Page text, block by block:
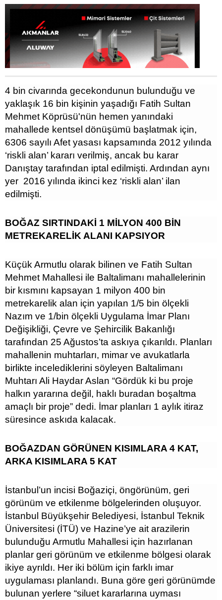
4 bin civarında gecekondunun bulunduğu ve
yaklaşık 16 bin kişinin yaşadığı Fatih Sultan
Mehmet Köprüsü'nün hemen yanındaki
mahallede kentsel dönüşümü başlatmak için,
6306 sayılı Afet yasası kapsamında 2012 yılında
‘riskli alan’ kararı verilmiş, ancak bu karar
Danıştay tarafından iptal edilmişti. Ardından aynı
yer 2016 yılında ikinci kez ‘riskli alan’ ilan
edilmişti.
BOĞAZ SIRTINDAKİ 1 MİLYON 400 BİN
METREKARELİK ALANI KAPSIYOR
Küçük Armutlu olarak bilinen ve Fatih Sultan
Mehmet Mahallesi ile Baltalimanı mahallelerinin
bir kısmını kapsayan 1 milyon 400 bin
metrekarelik alan için yapılan 1/5 bin ölçekli
Nazım ve 1/bin ölçekli Uygulama İmar Planı
Değişikliği, Çevre ve Şehircilik Bakanlığı
tarafından 25 Ağustos’ta askıya çıkarıldı. Planları
mahallenin muhtarları, mimar ve avukatlarla
birlikte incelediklerini söyleyen Baltalimanı
Muhtarı Ali Haydar Aslan “Gördük ki bu proje
halkın yararına değil, haklı buradan boşaltma
amaçlı bir proje” dedi. İmar planları 1 aylık itiraz
süresince askıda kalacak.
BOĞAZDAN GÖRÜNEN KISIMLARA 4 KAT,
ARKA KISIMLARA 5 KAT
İstanbul’un incisi Boğaziçi, öngörünüm, geri
görünüm ve etkilenme bölgelerinden oluşuyor.
İstanbul Büyükşehir Belediyesi, İstanbul Teknik
Üniversitesi (İTÜ) ve Hazine’ye ait arazilerin
bulunduğu Armutlu Mahallesi için hazırlanan
planlar geri görünüm ve etkilenme bölgesi olarak
ikiye ayrıldı. Her iki bölüm için farklı imar
uygulaması planlandı. Buna göre geri görünümde
bulunan yerlere “siluet kararlarına uyması